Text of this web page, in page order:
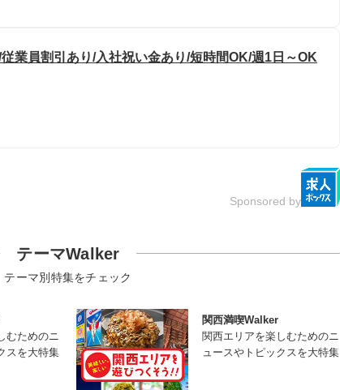
業員割引あり/入社祝い金あり/短時間OK/週1日～OK
Sponsored by
テーマWalker
テーマ別特集をチェック
むためのニ
スを大特集
関西満喫Walker
関西エリアを楽しむためのニ
ュースやトピックスを大特集